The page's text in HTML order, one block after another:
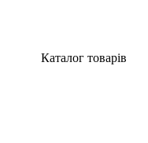
Каталог товарів